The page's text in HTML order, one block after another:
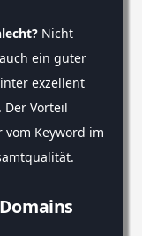
Nicht
ein guter
exzellent
Vorteil
Keyword im